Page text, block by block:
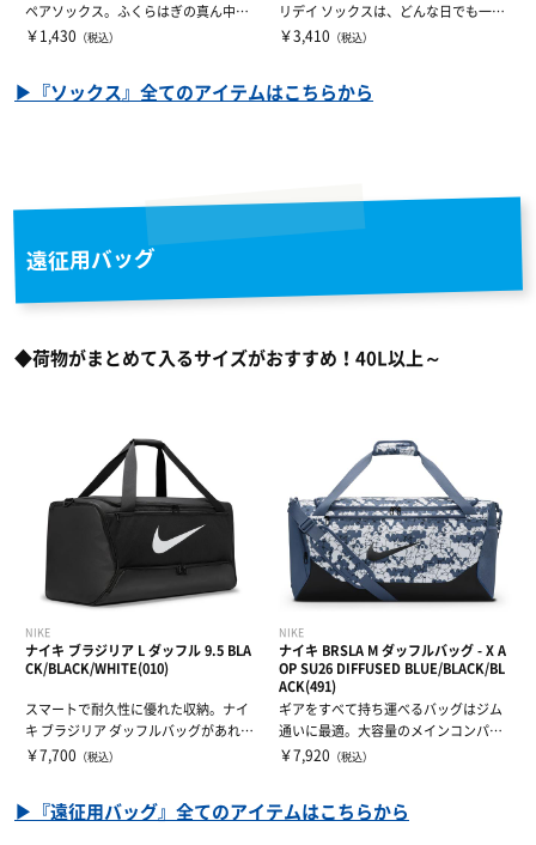
ペアソックス。ふくらはぎの真ん中に
かかるクル...
￥1,430 （税込）
リデイ ソックスは、どんな日でも一日
中着用で...
￥3,410 （税込）
▶『ソックス』全てのアイテムはこちらから
遠征用バッグ
◆荷物がまとめて入るサイズがおすすめ！40L以上～
NIKE
ナイキ ブラジリア L ダッフル 9.5 BLA
CK/BLACK/WHITE(010)
スマートで耐久性に優れた収納。ナイ
キ ブラジリア ダッフルバッグがあれ
ば、あらゆ...
￥7,700 （税込）
NIKE
ナイキ BRSLA M ダッフルバッグ - X A
OP SU26 DIFFUSED BLUE/BLACK/BL
ACK(491)
ギアをすべて持ち運べるバッグはジム
通いに最適。大容量のメインコンパー
トメントには...
￥7,920 （税込）
▶『遠征用バッグ』全てのアイテムはこちらから